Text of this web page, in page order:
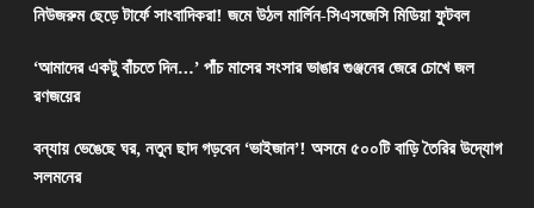
নিউজরুম ছেড়ে টার্ফে সাংবাদিকরা! জমে উঠল মার্লিন-সিএসজেসি মিডিয়া ফুটবল
‘আমাদের একটু বাঁচতে দিন…’ পাঁচ মাসের সংসার ভাঙার গুঞ্জনের জেরে চোখে জল
রণজয়ের
বন্যায় ভেঙেছে ঘর, নতুন ছাদ গড়বেন ‘ভাইজান’! অসমে ৫০০টি বাড়ি তৈরির উদ্যোগ
সলমনের